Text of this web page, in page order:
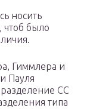
носить
чтоб было
Гиммлера и
Пауля
СС
типа